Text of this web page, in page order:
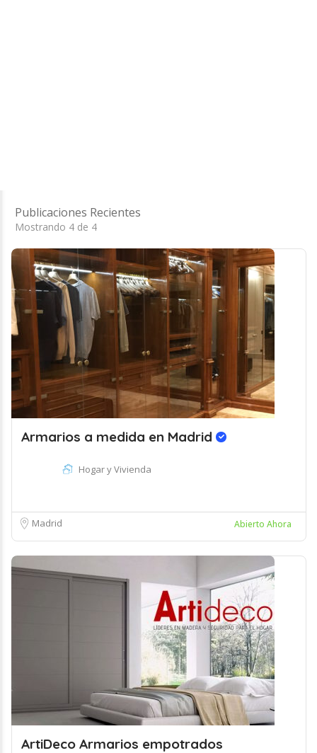
Publicaciones Recientes
Mostrando 4 de 4
Armarios a medida en Madrid
Hogar y Vivienda
Madrid Abierto Ahora
ArtiDeco Armarios empotrados